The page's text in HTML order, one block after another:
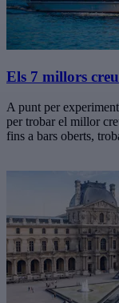
Els 7 millors
A punt per
per trobar el millor
fins a bars oberts,